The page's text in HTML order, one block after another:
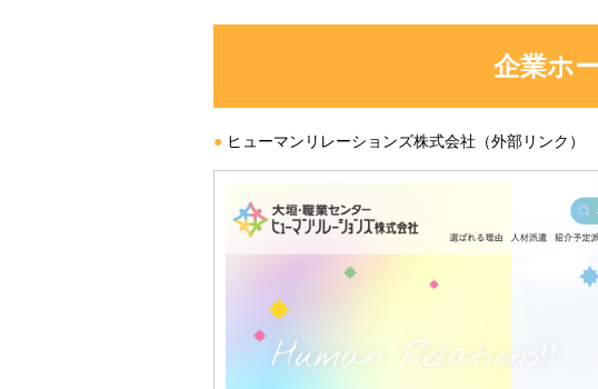
企業ホ
● ヒューマンリレーションズ株式会社 （外部リンク）